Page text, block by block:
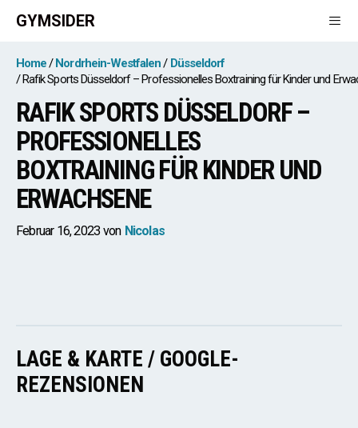
Zum
Inhalt
springen
GYMSIDER
Home Nordrhein-Westfalen
Düsseldorf
Rafik Sports Düsseldorf – Professionelles Boxtraining für Kinder und
RAFIK SPORTS DÜSSELDORF –
PROFESSIONELLES
BOXTRAINING FÜR KINDER UND
ERWACHSENE
Februar 16, 2023 von Nicolas
LAGE & KARTE / GOOGLE-
REZENSIONEN